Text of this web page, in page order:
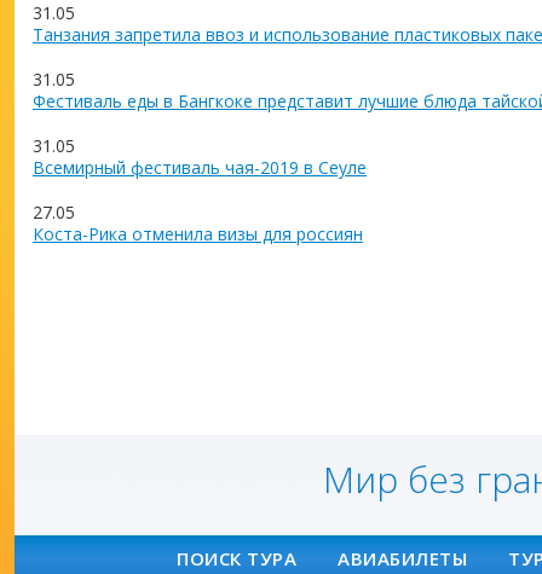
31.05
Танзания запретила ввоз и использование пластиковых
31.05
Фестиваль еды в Бангкоке представит лучшие блюда
31.05
Всемирный фестиваль чая-2019 в Сеуле
27.05
Коста-Рика отменила визы для россиян
Мир без
ПОИСК ТУРА АВИАБИЛЕТЫ